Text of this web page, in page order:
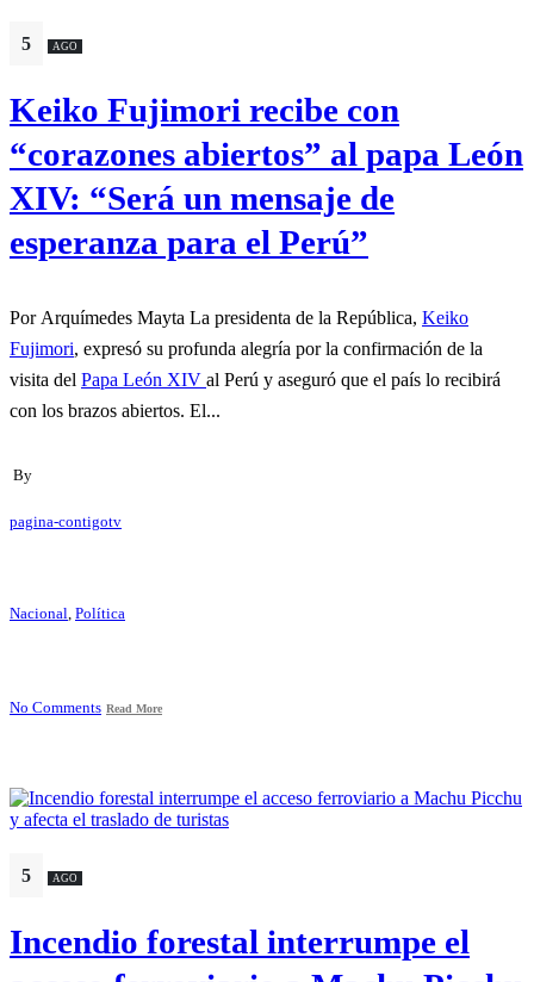
5 AGO
Keiko Fujimori recibe con
“corazones abiertos” al papa León
XIV: “Será un mensaje de
esperanza para el Perú”
Por Arquímedes Mayta La presidenta de la República, Keiko
Fujimori, expresó su profunda alegría por la confirmación de la
visita del Papa León XIV al Perú y aseguró que el país lo recibirá
con los brazos abiertos. El...
By
pagina-contigotv
Nacional, Política
No Comments Read More
5 AGO
Incendio forestal interrumpe el